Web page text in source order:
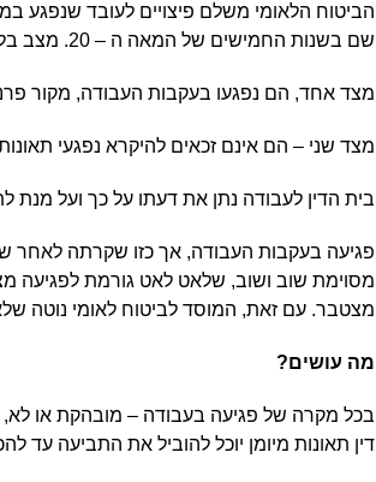
הביטוח הלאומי משלם פיצויים לעובד
שם בשנות החמישים של המאה ה – 20. מצב בלתי סביר זה אינו נותן מענה הוגן לעובדים שנפגעו:
מצד אחד, הם נפגעו בעקבות העבודה, מקור
מצד שני – הם אינם זכאים להיקרא נפגעי
בית הדין לעבודה נתן את דעתו על כך ועל
פגיעה בעקבות העבודה, אך כזו שקרתה לאחר
מסוימת שוב ושוב, שלאט לאט גורמת לפגיעה
מצטבר. עם זאת, המוסד לביטוח לאומי נוטה
מה עושים?
בכל מקרה של פגיעה בעבודה – מובהקת או לא,
דין תאונות מיומן יוכל להוביל את התביעה עד